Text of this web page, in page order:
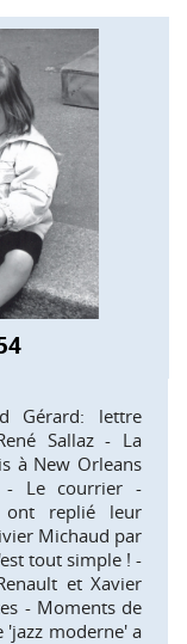
Gérard: lettre
Sallaz - La
à New Orleans
- Le courrier -
ont replié leur
Michaud par
tout simple ! -
et Xavier
- Moments de
'jazz moderne' a